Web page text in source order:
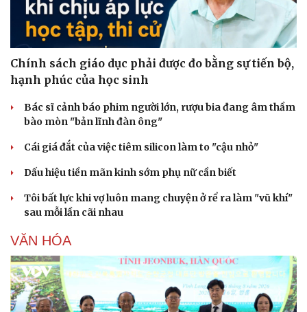
Văn hóa
Sân khấu - Điện ảnh
Văn học
Âm nhạc
Di sản
Nghệ sĩ
Thời trang
Sao Việt
Chính sách giáo dục phải được đo bằng sự tiến bộ,
hạnh phúc của học sinh
Bác sĩ cảnh báo phim người lớn, rượu bia đang âm thầm
bào mòn "bản lĩnh đàn ông"
Cái giá đắt của việc tiêm silicon làm to "cậu nhỏ"
Dấu hiệu tiền mãn kinh sớm phụ nữ cần biết
Tôi bất lực khi vợ luôn mang chuyện ở rể ra làm "vũ khí"
sau mỗi lần cãi nhau
VĂN HÓA